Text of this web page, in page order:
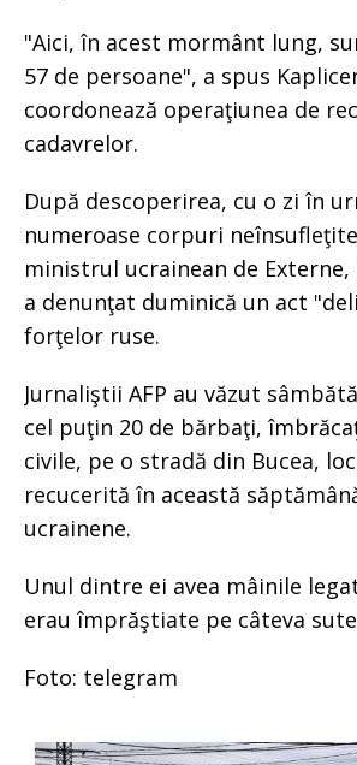
"Aici, în acest mormânt lung,
57 de persoane", a spus
coordonează operaţiunea de
cadavrelor.
După descoperirea, cu o zi în
numeroase corpuri
ministrul ucrainean de
a denunţat duminică un act
forţelor ruse.
Jurnaliştii AFP au văzut
cel puţin 20 de bărbaţi,
civile, pe o stradă din Bucea,
recucerită în această
ucrainene.
Unul dintre ei avea mâinile
erau împrăştiate pe câteva
Foto: telegram